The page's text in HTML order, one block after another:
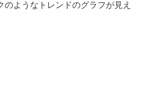
ようなトレンドのグラフが見え